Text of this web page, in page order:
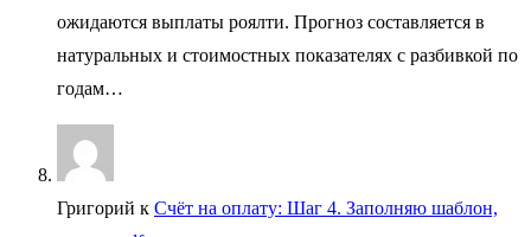
ожидаются выплаты роялти. Прогноз составляется в
натуральных и стоимостных показателях с разбивкой по
годам…
Григорий к Счёт на оплату: Шаг 4. Заполняю шаблон,